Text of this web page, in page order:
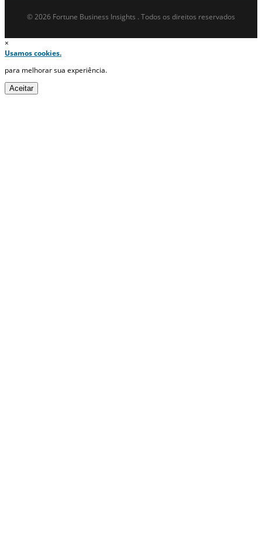
© 2026 Fortune Business Insights . Todos os direitos reservados
×
Usamos cookies.
para melhorar sua experiência.
Aceitar